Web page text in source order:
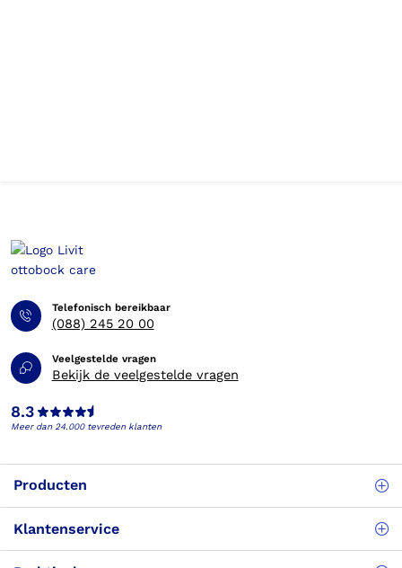
Telefonisch bereikbaar
(088) 245 20 00
Veelgestelde vragen
Bekijk de veelgestelde vragen
8.3
Meer dan 24.000 tevreden klanten
Producten
Klantenservice